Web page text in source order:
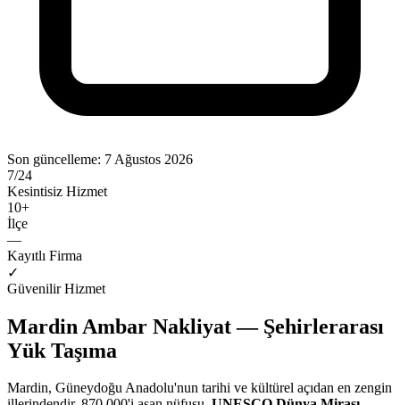
Son güncelleme: 7 Ağustos 2026
7/24
Kesintisiz Hizmet
10+
İlçe
—
Kayıtlı Firma
✓
Güvenilir Hizmet
Mardin Ambar Nakliyat — Şehirlerarası
Yük Taşıma
Mardin, Güneydoğu Anadolu'nun tarihi ve kültürel açıdan en zengin